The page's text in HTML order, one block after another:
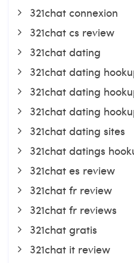
321chat connexion
321chat cs review
321chat dating
321chat dating
321chat dating
321chat dating
321chat dating sites
321chat datings
321chat es review
321chat fr review
321chat fr reviews
321chat gratis
321chat it review